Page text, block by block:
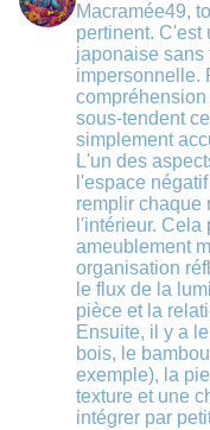
Macramée49,
pertinent. C'est
japonaise sans
impersonnelle.
sous-tendent
simplement
L'un des
l'espace
remplir chaque
l'intérieur. Cela
ameublement
organisation
le flux de la
pièce et la
Ensuite, il y a
bois, le
exemple), la
texture et une
intégrer par